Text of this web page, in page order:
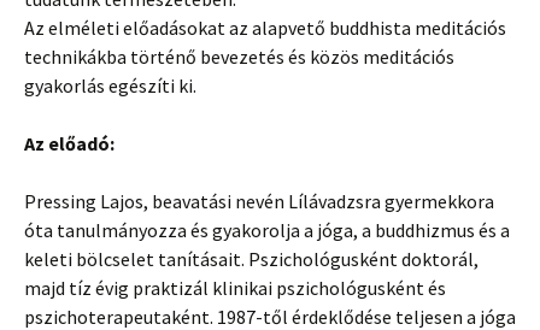
Az elméleti előadásokat az alapvető buddhista meditációs
technikákba történő bevezetés és közös meditációs
gyakorlás egészíti ki.
Az előadó:
Pressing Lajos, beavatási nevén Lílávadzsra gyermekkora
óta tanulmányozza és gyakorolja a jóga, a buddhizmus és a
keleti bölcselet tanításait. Pszichológusként doktorál,
majd tíz évig praktizál klinikai pszichológusként és
pszichoterapeutaként. 1987-től érdeklődése teljesen a jóga